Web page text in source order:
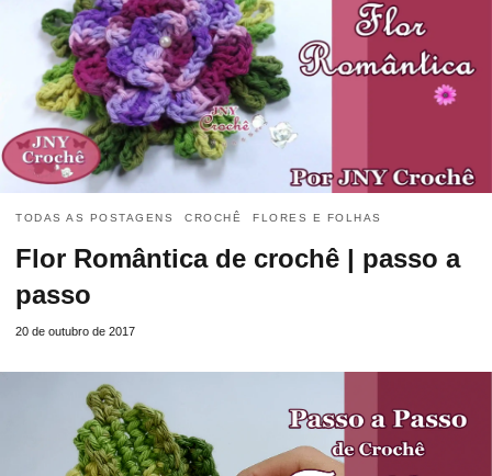
TODAS AS POSTAGENS CROCHÊ FLORES E FOLHAS
Flor Romântica de crochê | passo a
passo
20 de outubro de 2017